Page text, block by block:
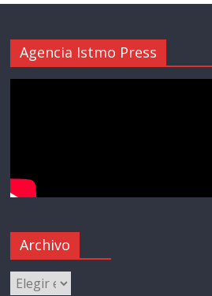
Agencia Istmo Press
Archivo